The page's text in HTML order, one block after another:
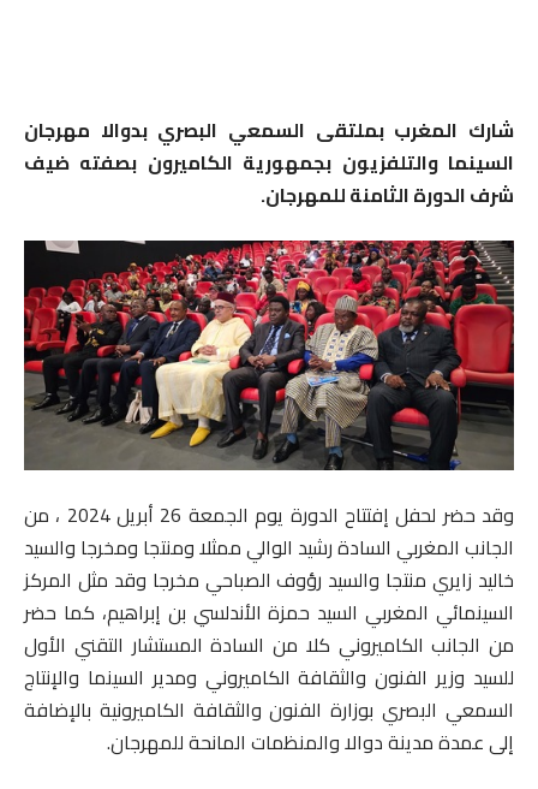
شارك المغرب بملتقى السمعي البصري بدوالا مهرجان
السينما والتلفزيون بجمهورية الكاميرون بصفته ضيف
شرف الدورة الثامنة للمهرجان.
وقد حضر لحفل إفتتاح الدورة يوم الجمعة 26 أبريل 2024 ، من
الجانب المغربي السادة رشيد الوالي ممثلا ومنتجا ومخرجا والسيد
خاليد زايري منتجا والسيد رؤوف الصباحي مخرجا وقد مثل المركز
السينمائي المغربي السيد حمزة الأندلسي بن إبراهيم، كما حضر
من الجانب الكاميروني كلا من السادة المستشار التقني الأول
للسيد وزير الفنون والثقافة الكاميروني ومدير السينما والإنتاج
السمعي البصري بوزارة الفنون والثقافة الكاميرونية بالإضافة
إلى عمدة مدينة دوالا والمنظمات المانحة للمهرجان.